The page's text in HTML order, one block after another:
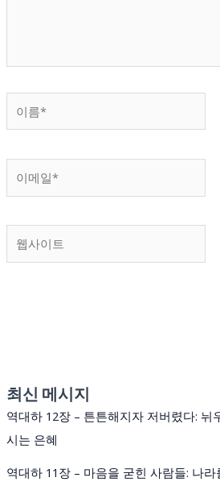
최신 메시지
역대하 12장 – 튼튼해지자 저버렸다: 뉘
시는 은혜
역대하 11장 – 마음을 굳힌 사람들: 나
름
*